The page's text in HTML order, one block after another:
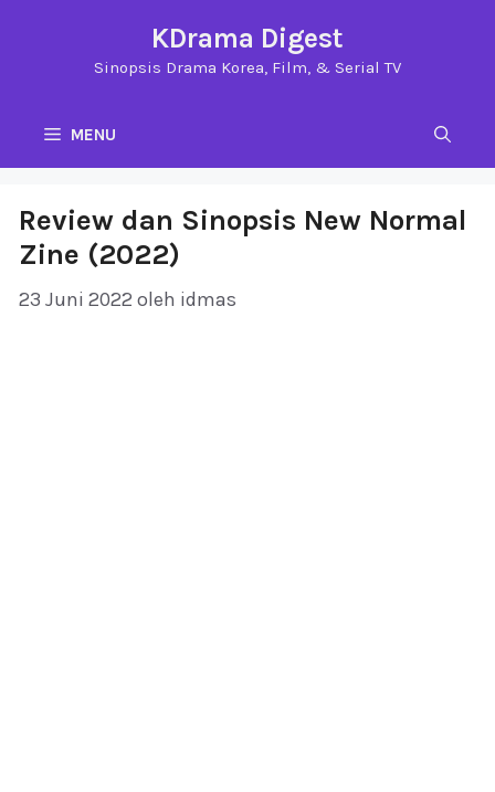
KDrama Digest
Sinopsis Drama Korea, Film, & Serial TV
MENU
Review dan Sinopsis New Normal
Zine (2022)
23 Juni 2022 oleh idmas